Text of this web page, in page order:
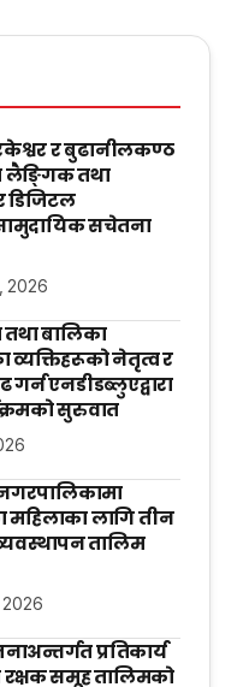
र बुढानीलकण्ठ
लैङ्गिक तथा
डिजिटल
सचेतना
2026
बालिका
व्यक्तिहरूको नेतृत्व र
गर्न एनडीडब्लुएद्वारा
सुरुवात
लागि तीन
तालिम
2026
प्रतिकार्य
रक्षक समूह तालिमको